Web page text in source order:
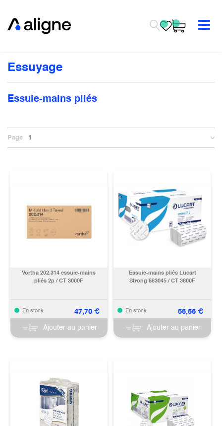
Essuyage
Essuie-mains pliés
Page 1
Vortha 202.314 essuie-mains
pliés 2p / CT 3000F
En stock 47,70€
Ajouter au panier
Essuie-mains pliés Lucart
Strong 863045 / CT 3800F
En stock 56,56€
Ajouter au panier